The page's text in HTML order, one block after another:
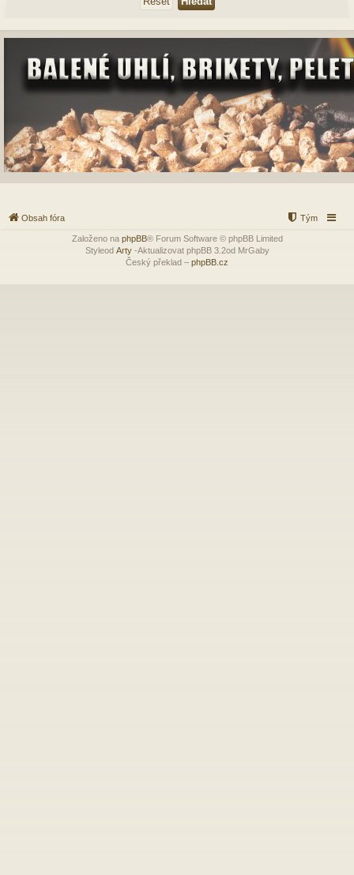
Obsah fóra Tým
Založeno na phpBB® Forum Software © phpBB Limited
Styleod Arty-Aktualizovat phpBB 3.2od MrGaby
Český překlad – phpBB.cz